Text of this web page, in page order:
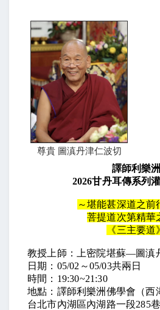
尊貴 圖滇丹津仁波切
譯師利樂洲
2026甘丹耳傳系列
～堪能甚深道之前
菩提道次第精華
《三主要道
教授上師：上密院堪蘇—圖滇
日期：05/02～05/03共兩日
時間：19:30~21:30
地點：譯師利樂洲佛學會（西
台北市內湖區內湖路一段285